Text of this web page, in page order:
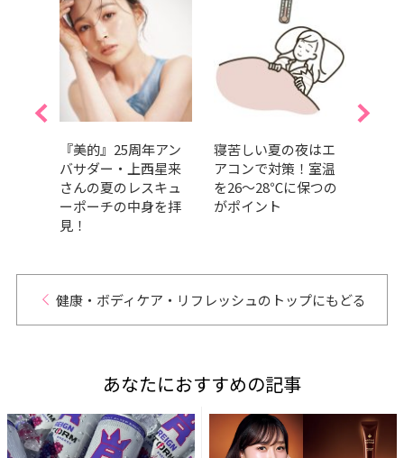
『美的』25周年アン
バサダー・上西星来
さんの夏のレスキュ
ーポーチの中身を拝
見！
寝苦しい夏の夜はエ
アコンで対策！室温
を26～28℃に保つの
がポイント
健康・ボディケア・リフレッシュのトップにもどる
あなたにおすすめの記事